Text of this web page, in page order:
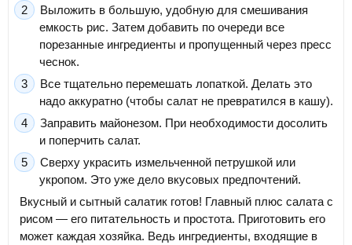
Выложить в большую, удобную для смешивания
емкость рис. Затем добавить по очереди все
порезанные ингредиенты и пропущенный через пресс
чеснок.
Все тщательно перемешать лопаткой. Делать это
надо аккуратно (чтобы салат не превратился в кашу).
Заправить майонезом. При необходимости досолить
и поперчить салат.
Сверху украсить измельченной петрушкой или
укропом. Это уже дело вкусовых предпочтений.
Вкусный и сытный салатик готов! Главный плюс салата с
рисом — его питательность и простота. Приготовить его
может каждая хозяйка. Ведь ингредиенты, входящие в